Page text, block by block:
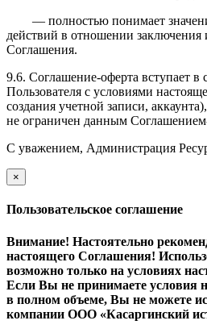
— полностью понимает
действий в отношении заключения
Соглашения.
9.6. Соглашение-оферта вступает в
Пользователя с условиями
создания учетной записи,
не ограничен данным
С уважением, Администрация
×
закрыть
Пользовательское соглашение
Внимание! Настоятельно
настоящего Соглашения!
возможно только на условиях
Если Вы не принимаете условия
в полном объеме, Вы не можете
компании ООО «Касаргинский